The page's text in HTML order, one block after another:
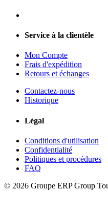
Service à la clientèle
Mon Compte
Frais d'expédition
Retours et échanges
Contactez-nous
Historique
Légal
Conditions d'utilisation
Confidentialité
Politiques et procédures
FAQ
© 2026 Groupe ERP Group